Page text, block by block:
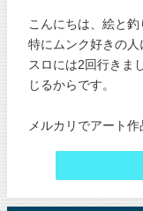
こんにちは、絵と釣
特にムンク好きの
スロには2回行きま
じるからです。
メルカリでアート